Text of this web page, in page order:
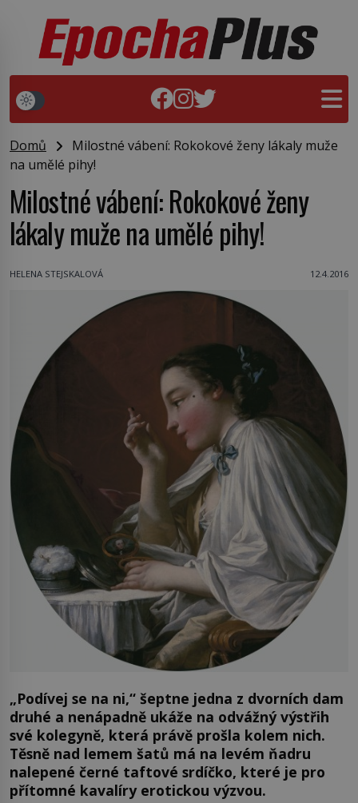
Domů
Milostné vábení: Rokokové ženy lákaly muže
na umělé pihy!
Milostné vábení: Rokokové ženy
lákaly muže na umělé pihy!
HELENA STEJSKALOVÁ 12.4.2016
„Podívej se na ni,“ šeptne jedna z dvorních dam
druhé a nenápadně ukáže na odvážný výstřih
své kolegyně, která právě prošla kolem nich.
Těsně nad lemem šatů má na levém ňadru
nalepené černé taftové srdíčko, které je pro
přítomné kavalíry erotickou výzvou.